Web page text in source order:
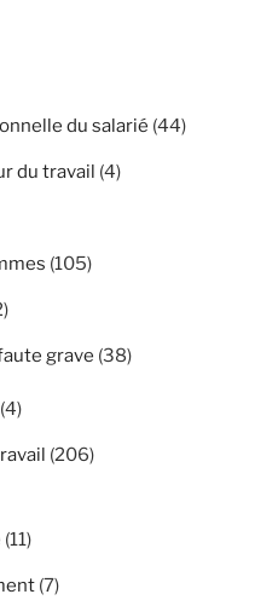
du salarié (44)
du travail (4)
(105)
grave (38)
(4)
(206)
(11)
(7)